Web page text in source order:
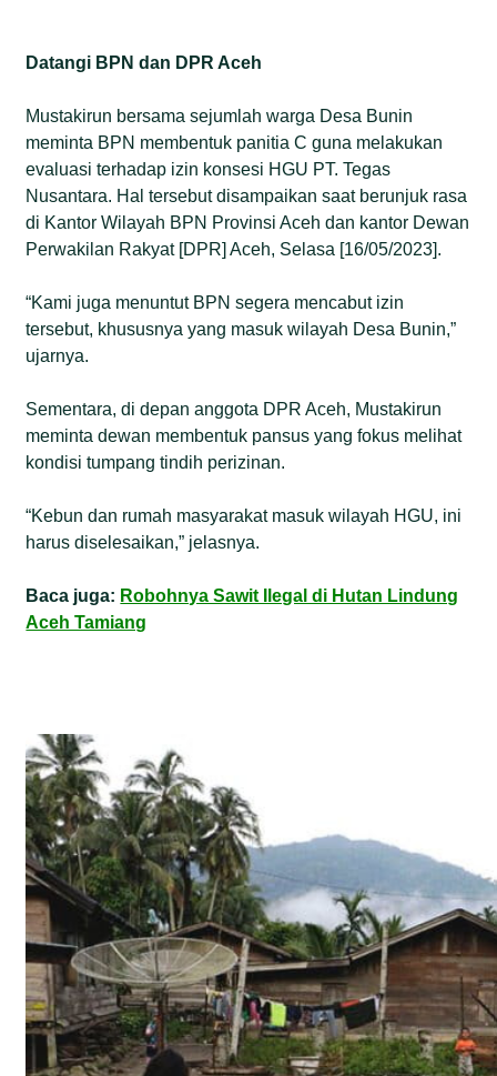
Datangi BPN dan DPR Aceh
Mustakirun bersama sejumlah warga Desa Bunin
meminta BPN membentuk panitia C guna melakukan
evaluasi terhadap izin konsesi HGU PT. Tegas
Nusantara. Hal tersebut disampaikan saat berunjuk rasa
di Kantor Wilayah BPN Provinsi Aceh dan kantor Dewan
Perwakilan Rakyat [DPR] Aceh, Selasa [16/05/2023].
“Kami juga menuntut BPN segera mencabut izin
tersebut, khususnya yang masuk wilayah Desa Bunin,”
ujarnya.
Sementara, di depan anggota DPR Aceh, Mustakirun
meminta dewan membentuk pansus yang fokus melihat
kondisi tumpang tindih perizinan.
“Kebun dan rumah masyarakat masuk wilayah HGU, ini
harus diselesaikan,” jelasnya.
Baca juga: Robohnya Sawit Ilegal di Hutan Lindung
Aceh Tamiang